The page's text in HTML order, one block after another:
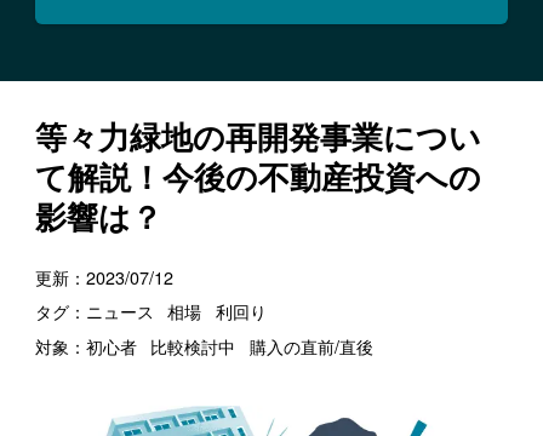
等々力緑地の再開発事業につい
て解説！今後の不動産投資への
影響は？
更新： 2023/07/12
タグ： ニュース 相場 利回り
対象： 初心者 比較検討中 購入の直前/直後